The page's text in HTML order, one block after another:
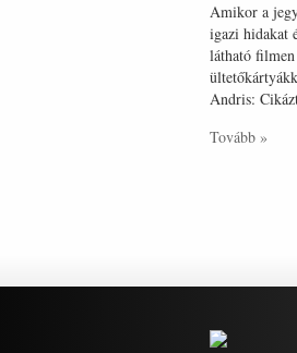
Amikor a
igazi hidakat
látható
Andris:
Tovább »